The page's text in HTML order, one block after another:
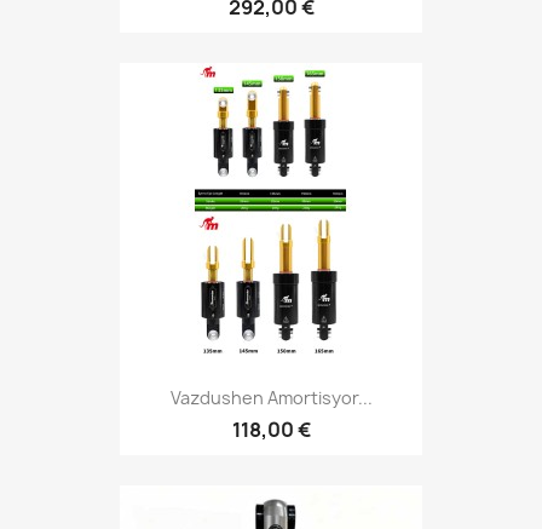
292,00 €
Vazdushen Amortisyor...
118,00 €